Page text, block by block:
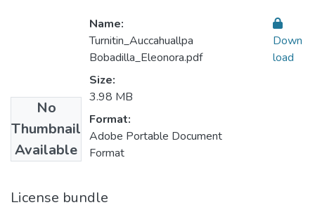
No
Thumbnail
Available
Name:
Turnitin_Auccahuallpa
Bobadilla_Eleonora.pdf
Size:
3.98 MB
Format:
Adobe Portable Document
Format
Down
load
License bundle